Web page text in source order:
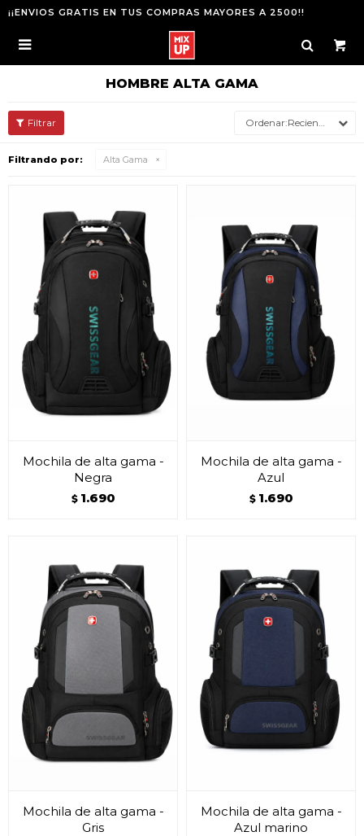
¡¡ENVIOS GRATIS EN TUS COMPRAS MAYORES A 2500!!

HOMBRE ALTA GAMA
Recientes
Filtrando por: Alta Gama
Mochila de alta gama -
Negra
$ 1.690
Mochila de alta gama -
Azul
$ 1.690
Mochila de alta gama -
Gris
Mochila de alta gama -
Azul marino